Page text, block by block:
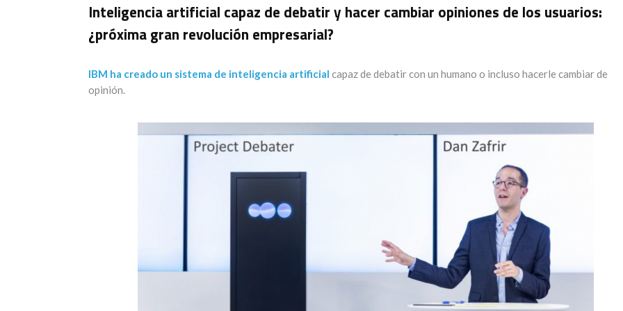
Inteligencia artificial capaz de debatir y hacer cambiar opiniones de los usuarios:
¿próxima gran revolución empresarial?
IBM ha creado un sistema de inteligencia artificial capaz de debatir con un humano o incluso hacerle cambiar de
opinión.